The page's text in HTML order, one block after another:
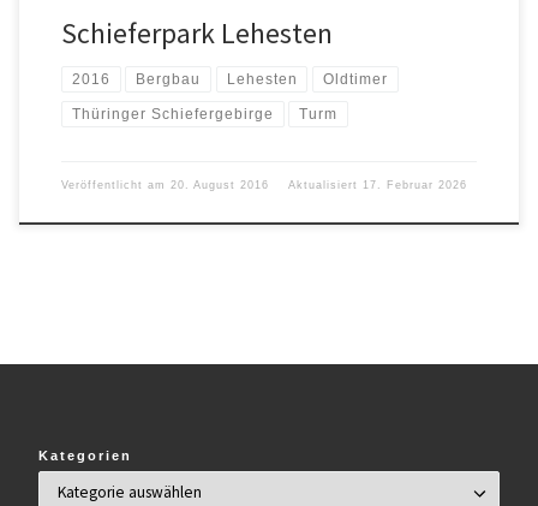
Schieferpark Lehesten
2016 Bergbau Lehesten Oldtimer
Thüringer Schiefergebirge Turm
Veröffentlicht am 20. August 2016 Aktualisiert 17. Februar 2026
Kategorien